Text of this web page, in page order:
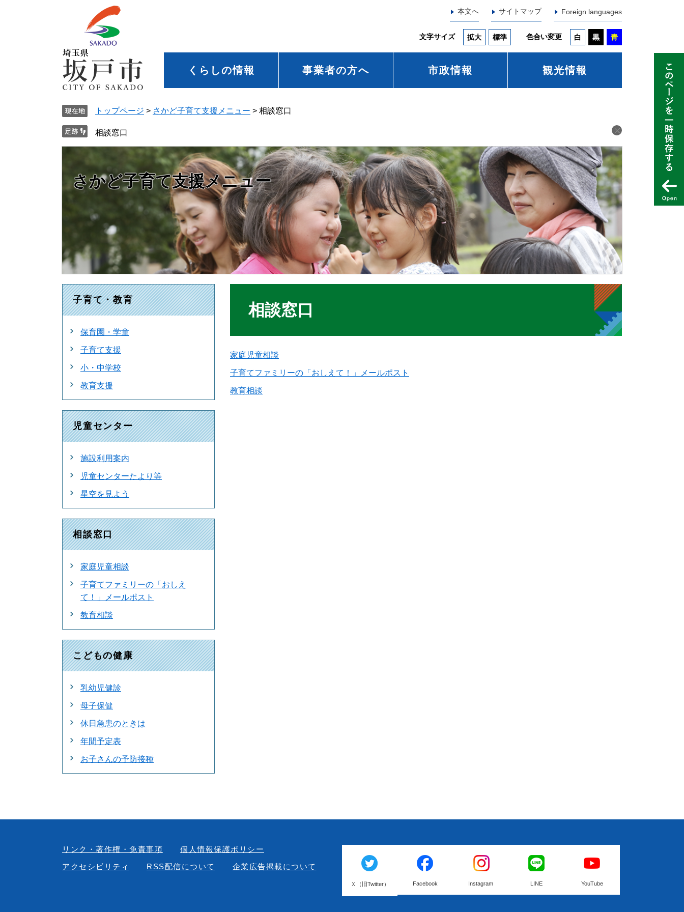
本文へ サイトマップ Foreign languages
文字サイズ 拡大 標準 色合い変更 白 黒 青
くらしの情報 事業者の方へ 市政情報 観光情報
トップページ > さかど子育て支援メニュー > 相談窓口
相談窓口
さかど子育て支援メニュー
相談窓口
家庭児童相談
子育てファミリーの「おしえて！」メールポスト
教育相談
子育て・教育
保育園・学童
子育て支援
小・中学校
教育支援
児童センター
施設利用案内
児童センターたより等
星空を見よう
相談窓口
家庭児童相談
子育てファミリーの「おしえ
て！」メールポスト
教育相談
こどもの健康
乳幼児健診
母子保健
休日急患のときは
年間予定表
お子さんの予防接種
リンク・著作権・免責事項
個人情報保護ポリシー
アクセシビリティ
RSS配信について 企業広告掲載について
Ｘ（旧Twitter） Facebook Instagram LINE YouTube